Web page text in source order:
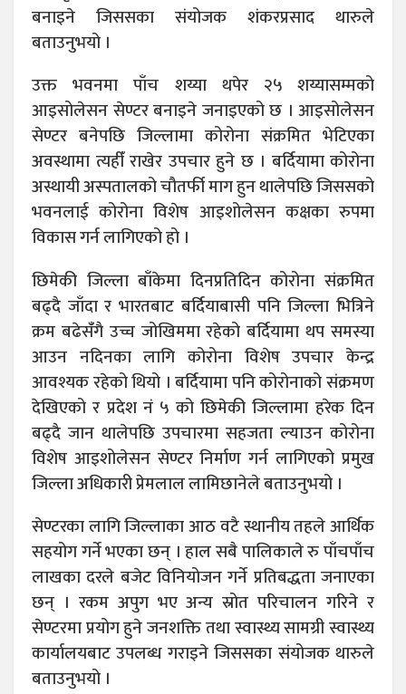
बनाइने जिससका संयोजक शंकरप्रसाद थारुले
बताउनुभयो ।
उक्त भवनमा पाँच शय्या थपेर २५ शय्यासम्मको
आइसोलेसन सेण्टर बनाइने जनाइएको छ । आइसोलेसन
सेण्टर बनेपछि जिल्लामा कोरोना संक्रमित भेटिएका
अवस्थामा त्यहीँ राखेर उपचार हुने छ । बर्दियामा कोरोना
अस्थायी अस्पतालको चौतर्फी माग हुन थालेपछि जिससको
भवनलाई कोरोना विशेष आइशोलेसन कक्षका रुपमा
विकास गर्न लागिएको हो ।
छिमेकी जिल्ला बाँकेमा दिनप्रतिदिन कोरोना संक्रमित
बढ्दै जाँदा र भारतबाट बर्दियाबासी पनि जिल्ला भित्रिने
क्रम बढेसंँगै उच्च जोखिममा रहेको बर्दियामा थप समस्या
आउन नदिनका लागि कोरोना विशेष उपचार केन्द्र
आवश्यक रहेको थियो । बर्दियामा पनि कोरोनाको संक्रमण
देखिएको र प्रदेश नं ५ को छिमेकी जिल्लामा हरेक दिन
बढ्दै जान थालेपछि उपचारमा सहजता ल्याउन कोरोना
विशेष आइशोलेसन सेण्टर निर्माण गर्न लागिएको प्रमुख
जिल्ला अधिकारी प्रेमलाल लामिछानेले बताउनुभयो ।
सेण्टरका लागि जिल्लाका आठ वटै स्थानीय तहले आर्थिक
सहयोग गर्ने भएका छन् । हाल सबै पालिकाले रु पाँचपाँच
लाखका दरले बजेट विनियोजन गर्ने प्रतिबद्धता जनाएका
छन् । रकम अपुग भए अन्य स्रोत परिचालन गरिने र
सेण्टरमा प्रयोग हुने जनशक्ति तथा स्वास्थ्य सामग्री स्वास्थ्य
कार्यालयबाट उपलब्ध गराइने जिससका संयोजक थारुले
बताउनुभयो ।